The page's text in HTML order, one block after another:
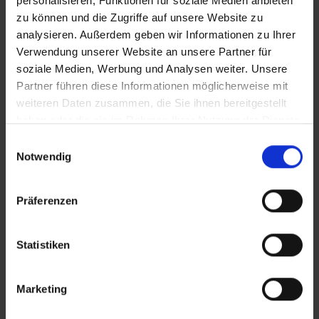
zu können und die Zugriffe auf unsere Website zu
analysieren. Außerdem geben wir Informationen zu Ihrer
Verwendung unserer Website an unsere Partner für
soziale Medien, Werbung und Analysen weiter. Unsere
Partner führen diese Informationen möglicherweise mit
weiteren Daten zusammen, die Sie ihnen bereitgestellt
Notwendig
Präferenzen
Statistiken
Marketing
In Sicherheit in Deutschland, in Gedanken im Krieg
Bilder
SRT-Untertitel
interessieren